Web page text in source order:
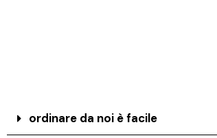
ordinare da noi è facile